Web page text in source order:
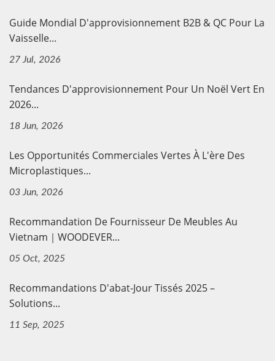
Guide Mondial D'approvisionnement B2B & QC Pour La
Vaisselle...
27 Jul, 2026
Tendances D'approvisionnement Pour Un Noël Vert En
2026...
18 Jun, 2026
Les Opportunités Commerciales Vertes À L'ère Des
Microplastiques...
03 Jun, 2026
Recommandation De Fournisseur De Meubles Au
Vietnam｜WOODEVER...
05 Oct, 2025
Recommandations D'abat-Jour Tissés 2025 –
Solutions...
11 Sep, 2025